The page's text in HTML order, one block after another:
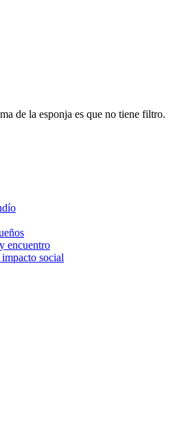
de la esponja es que no tiene filtro.
encuentro
social